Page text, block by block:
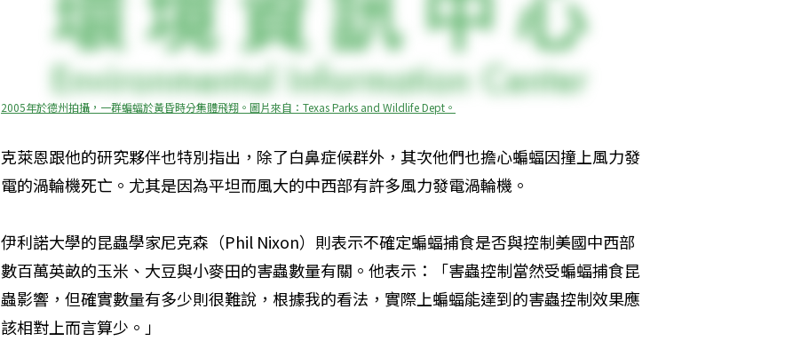
2005年於德州拍攝，一群蝙蝠於黃昏時分集體飛翔。圖片來自：Texas Parks and Wildlife Dept。
克萊恩跟他的研究夥伴也特別指出，除了白鼻症候群外，其次他們也擔心蝙蝠因撞上風力發
電的渦輪機死亡。尤其是因為平坦而風大的中西部有許多風力發電渦輪機。
伊利諾大學的昆蟲學家尼克森（Phil Nixon）則表示不確定蝙蝠捕食是否與控制美國中西部
數百萬英畝的玉米、大豆與小麥田的害蟲數量有關。他表示：「害蟲控制當然受蝙蝠捕食昆
蟲影響，但確實數量有多少則很難說，根據我的看法，實際上蝙蝠能達到的害蟲控制效果應
該相對上而言算少。」